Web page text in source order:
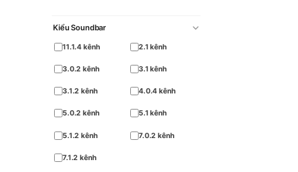
Kiểu Soundbar
11.1.4 kênh 2.1 kênh
3.0.2 kênh 3.1 kênh
3.1.2 kênh 4.0.4 kênh
5.0.2 kênh 5.1 kênh
5.1.2 kênh 7.0.2 kênh
7.1.2 kênh